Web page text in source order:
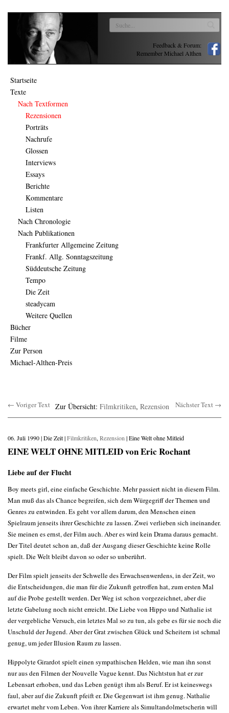
Feedback & Forum:
Remember Michael Althen
Startseite
Texte
Nach Textformen
Rezensionen
Porträts
Nachrufe
Glossen
Interviews
Essays
Berichte
Kommentare
Listen
Nach Chronologie
Nach Publikationen
Frankfurter Allgemeine Zeitung
Frankf. Allg. Sonntagszeitung
Süddeutsche Zeitung
Tempo
Die Zeit
steadycam
Weitere Quellen
Bücher
Filme
Zur Person
Michael-Althen-Preis
← Voriger Text Zur Übersicht: Filmkritiken, Rezension Nächster Text →
06. Juli 1990 | Die Zeit |Filmkritiken, Rezension | Eine Welt ohne Mitleid
EINE WELT OHNE MITLEID von Eric Rochant
Liebe auf der Flucht
Boy meets girl, eine einfache Geschichte. Mehr passiert nicht in diesem Film.
Man muß das als Chance begreifen, sich dem Würgegriff der Themen und
Genres zu entwinden. Es geht vor allem darum, den Menschen einen
Spielraum jenseits ihrer Geschichte zu lassen. Zwei verlieben sich ineinander.
Sie meinen es ernst, der Film auch. Aber es wird kein Drama daraus gemacht.
Der Titel deutet schon an, daß der Ausgang dieser Geschichte keine Rolle
spielt. Die Welt bleibt davon so oder so unberührt.
Der Film spielt jenseits der Schwelle des Erwachsenwerdens, in der Zeit, wo
die Entscheidungen, die man für die Zukunft getroffen hat, zum ersten Mal
auf die Probe gestellt werden. Der Weg ist schon vorgezeichnet, aber die
letzte Gabelung noch nicht erreicht. Die Liebe von Hippo und Nathalie ist
der vergebliche Versuch, ein letztes Mal so zu tun, als gebe es für sie noch die
Unschuld der Jugend. Aber der Grat zwischen Glück und Scheitern ist schmal
genug, um jeder Illusion Raum zu lassen.
Hippolyte Girardot spielt einen sympathischen Helden, wie man ihn sonst
nur aus den Filmen der Nouvelle Vague kennt. Das Nichtstun hat er zur
Lebensart erhoben, und das Leben genügt ihm als Beruf. Er ist keineswegs
faul, aber auf die Zukunft pfeift er. Die Gegenwart ist ihm genug. Nathalie
erwartet mehr vom Leben. Von ihrer Karriere als Simultandolmetscherin will